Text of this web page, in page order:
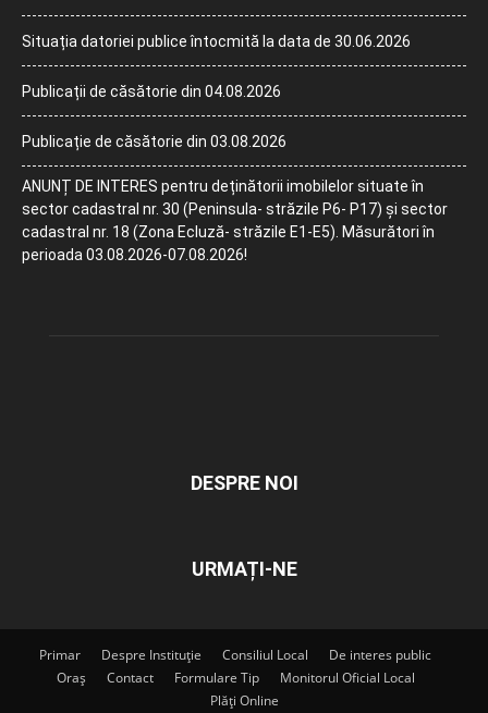
Situația datoriei publice întocmită la data de 30.06.2026
Publicații de căsătorie din 04.08.2026
Publicație de căsătorie din 03.08.2026
ANUNȚ DE INTERES pentru deținătorii imobilelor situate în
sector cadastral nr. 30 (Peninsula- străzile P6- P17) și sector
cadastral nr. 18 (Zona Ecluză- străzile E1-E5). Măsurători în
perioada 03.08.2026-07.08.2026!
DESPRE NOI
URMAȚI-NE
Primar Despre Instituție Consiliul Local
De interes public
Oraș
Contact Formulare Tip
Monitorul Oficial Local
Plăți Online